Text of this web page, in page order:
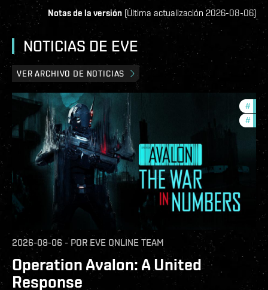
Notas de la versión (Última actualización 2026-08-06)
NOTICIAS DE EVE
VER ARCHIVO DE NOTICIAS
# in-
#
2026-08-06 - POR EVE ONLINE TEAM
Operation Avalon: A United
Response